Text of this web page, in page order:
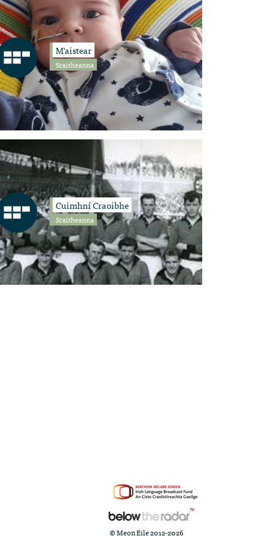
M'aistear
Sraitheanna
Cuimhní Craoibhe
Sraitheanna
© Meon Eile 2012-2026